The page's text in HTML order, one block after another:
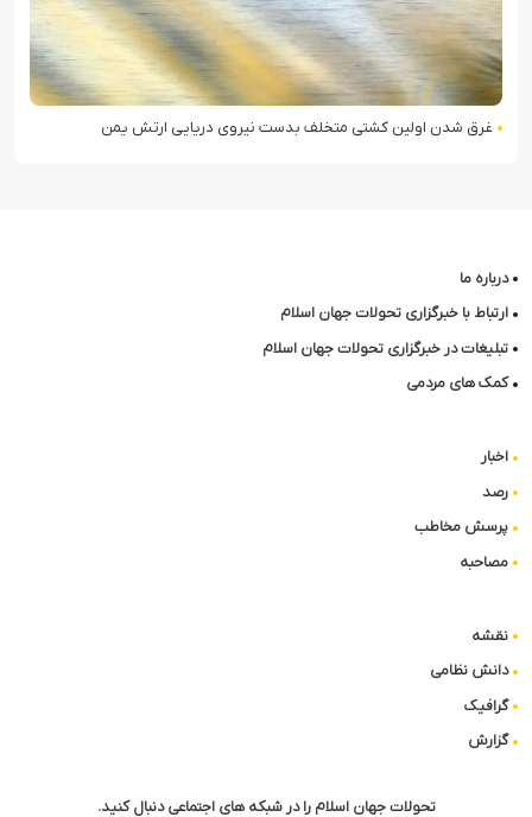
ادعای آموزش بیش از ۵ هزار نیروی سومالیایی با نظارت عربستان
درباره ما
ارتباط با خبرگزاری تحولات جهان اسلام
تبلیغات در خبرگزاری تحولات جهان اسلام
کمک های مردمی
اخبار
رصد
پرسش مخاطب
مصاحبه
نقشه
دانش نظامی
گرافیک
گزارش
تحولات جهان اسلام را در شبکه های اجتماعی دنبال کنید.